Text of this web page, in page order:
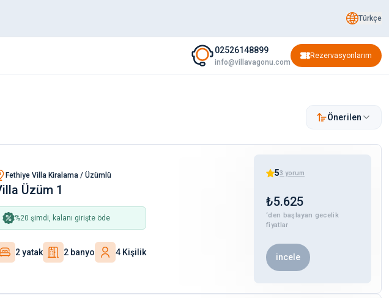
Türkçe
02526148899
info@villavagonu.com
Rezervasyonlarım
Önerilen
Fethiye Villa Kiralama / Üzümlü
Üzüm 1
%20 şimdi, kalanı girişte öde
2 yatak 2 banyo 4 Kişilik
53 yorum
₺5.625
‘den başlayan gecelik
fiyatlar
incele